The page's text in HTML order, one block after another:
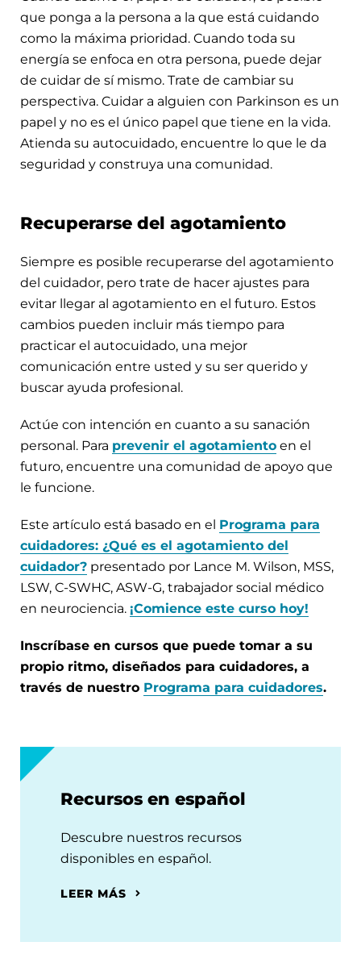
que ponga a la persona a la que está cuidando
como la máxima prioridad. Cuando toda su
energía se enfoca en otra persona, puede dejar
de cuidar de sí mismo. Trate de cambiar su
perspectiva. Cuidar a alguien con Parkinson es un
papel y no es el único papel que tiene en la vida.
Atienda su autocuidado, encuentre lo que le da
seguridad y construya una comunidad.
Recuperarse del agotamiento
Siempre es posible recuperarse del agotamiento
del cuidador, pero trate de hacer ajustes para
evitar llegar al agotamiento en el futuro. Estos
cambios pueden incluir más tiempo para
practicar el autocuidado, una mejor
comunicación entre usted y su ser querido y
buscar ayuda profesional.
Actúe con intención en cuanto a su sanación
personal. Para prevenir el agotamiento en el
futuro, encuentre una comunidad de apoyo que
le funcione.
Este artículo está basado en el Programa para
cuidadores: ¿Qué es el agotamiento del
cuidador? presentado por Lance M. Wilson, MSS,
LSW, C-SWHC, ASW-G, trabajador social médico
en neurociencia. ¡Comience este curso hoy!
Inscríbase en cursos que puede tomar a su
propio ritmo, diseñados para cuidadores, a
través de nuestro Programa para cuidadores.
Recursos en español
Descubre nuestros recursos
disponibles en español.
LEER MÁS